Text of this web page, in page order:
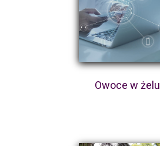
Owoce w żelu